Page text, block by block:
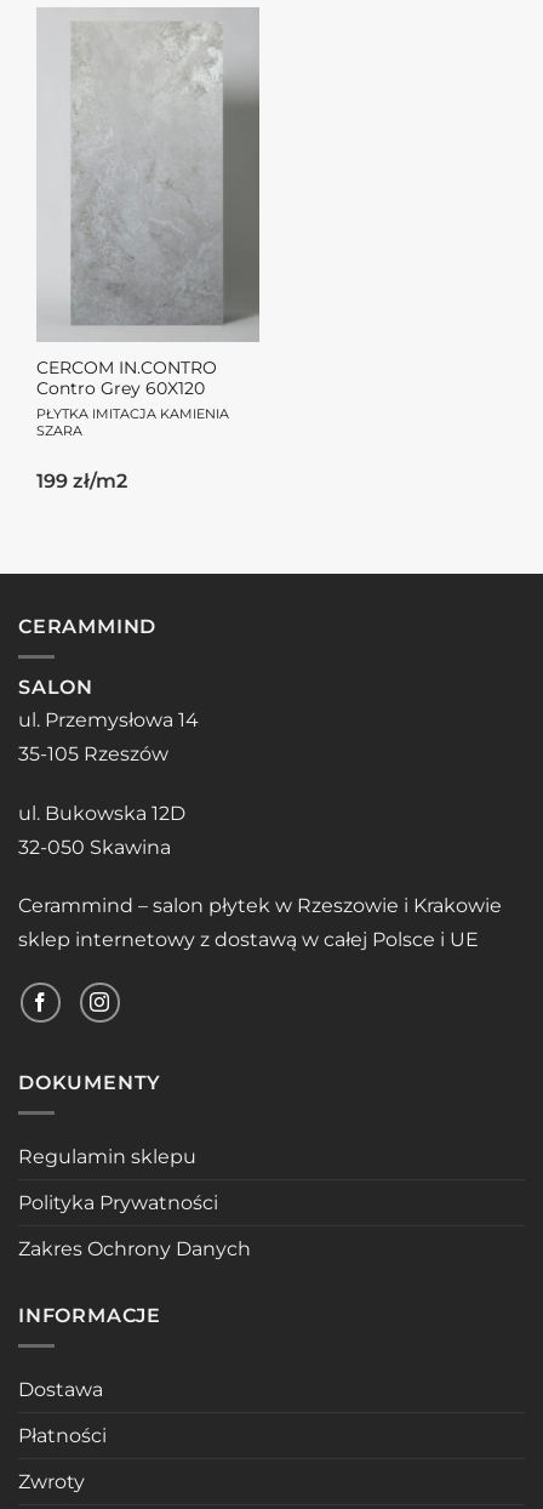
CERCOM IN.CONTRO
Contro Grey 60X120
PŁYTKA IMITACJA KAMIENIA
SZARA
199 zł/m2
CERAMMIND
SALON
ul. Przemysłowa 14
35-105 Rzeszów
ul. Bukowska 12D
32-050 Skawina
Cerammind – salon płytek w Rzeszowie i Krakowie
sklep internetowy z dostawą w całej Polsce i UE
DOKUMENTY
Regulamin sklepu
Polityka Prywatności
Zakres Ochrony Danych
INFORMACJE
Dostawa
Płatności
Zwroty